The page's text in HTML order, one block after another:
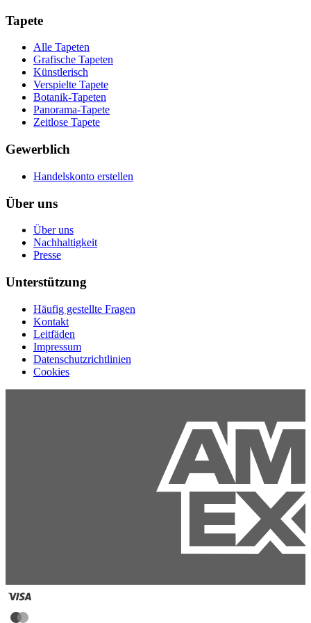
Tapete
Alle Tapeten
Grafische Tapeten
Künstlerisch
Verspielte Tapete
Botanik-Tapeten
Panorama-Tapete
Zeitlose Tapete
Gewerblich
Handelskonto erstellen
Über uns
Über uns
Nachhaltigkeit
Presse
Unterstützung
Häufig gestellte Fragen
Kontakt
Leitfäden
Impressum
Datenschutzrichtlinien
Cookies